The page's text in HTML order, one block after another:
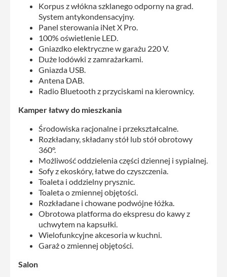
Korpus z włókna szklanego odporny na grad.
System antykondensacyjny.
Panel sterowania iNet X Pro.
100% oświetlenie LED.
Gniazdko elektryczne w garażu 220 V.
Duże lodówki z zamrażarkami.
Gniazda USB.
Antena DAB.
Radio Bluetooth z przyciskami na kierownicy.
Kamper łatwy do mieszkania
Środowiska racjonalne i przekształcalne.
Rozkładany, składany stół lub stół obrotowy
360°.
Możliwość oddzielenia części dziennej i sypialnej.
Sofy z ekoskóry, łatwe do czyszczenia.
Toaleta i oddzielny prysznic.
Toaleta o zmiennej objętości.
Rozkładane i chowane podwójne łóżka.
Obrotowa platforma do ekspresu do kawy z
uchwytem na kapsułki.
Wielofunkcyjne akcesoria w kuchni.
Garaż o zmiennej objętości.
Salon